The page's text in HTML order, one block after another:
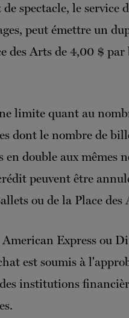
spectacle, le service
peut émettre un
des Arts de 4,00 $
limite quant au
dont le nombre de
double aux mêmes
peuvent être
ou de la Place des
Express ou
est soumis à
institutions